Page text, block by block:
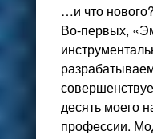
…и что нового?
Во-первых,
десять моего
профессии.